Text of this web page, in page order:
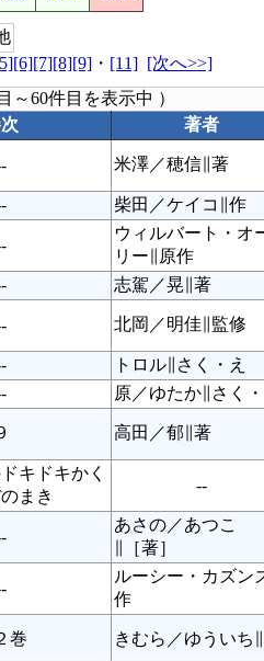
[6][7][8][9]・ [11] [次へ>>]
～60件目を表示中 ）
著者
米澤／穂信∥著
柴田／ケイコ∥作
ウィルバート・オ
リー∥原作
志駕／晃∥著
北岡／明佳∥監修
トロル∥さく・え
原／ゆたか∥さく・
高田／郁∥著
キドキかく
まき
--
あさの／あつこ
∥［著］
ルーシー・カズン
作
巻 きむら／ゆういち